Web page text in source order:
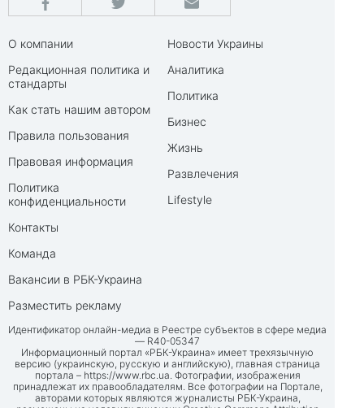
О компании
Редакционная политика и
стандарты
Как стать нашим автором
Правила пользования
Правовая информация
Политика
конфиденциальности
Контакты
Команда
Вакансии в РБК-Украина
Разместить рекламу
Новости Украины
Аналитика
Политика
Бизнес
Жизнь
Развлечения
Lifestyle
Идентификатор онлайн-медиа в Реестре субъектов в сфере медиа
— R40-05347
Информационный портал «РБК-Украина» имеет трехязычную
версию (украинскую, русскую и английскую), главная страница
портала – https://www.rbc.ua. Фотографии, изображения
принадлежат их правообладателям. Все фотографии на Портале,
авторами которых являются журналисты РБК-Украина,